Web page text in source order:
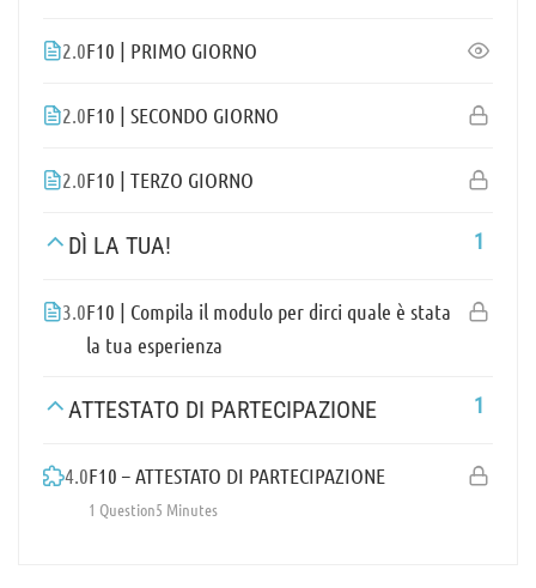
2.0F10 | PRIMO GIORNO
2.0F10 | SECONDO GIORNO
2.0F10 | TERZO GIORNO
DÌ LA TUA! 1
3.0F10 | Compila il modulo per dirci quale è stata
la tua esperienza
ATTESTATO DI PARTECIPAZIONE 1
4.0F10 – ATTESTATO DI PARTECIPAZIONE
5 Minutes
1 Question